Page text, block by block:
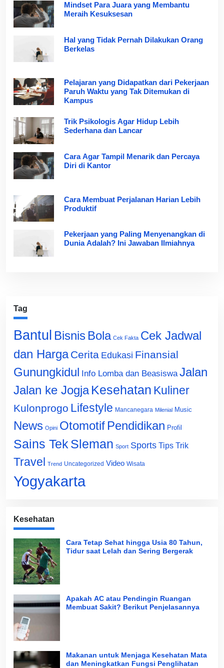
Mindset Para Juara yang Membantu
Meraih Kesuksesan
Hal yang Tidak Pernah Dilakukan Orang
Berkelas
Pelajaran yang Didapatkan dari Pekerjaan
Paruh Waktu yang Tak Ditemukan di
Kampus
Trik Psikologis Agar Hidup Lebih
Sederhana dan Lancar
Cara Agar Tampil Menarik dan Percaya
Diri di Kantor
Cara Membuat Perjalanan Harian Lebih
Produktif
Pekerjaan yang Paling Menyenangkan di
Dunia Adalah? Ini Jawaban Ilmiahnya
Tag
Bantul Bisnis Bola Cek Fakta Cek Jadwal
dan Harga Cerita Edukasi Finansial
Gunungkidul Info Lomba dan Beasiswa Jalan
Jalan ke Jogja Kesehatan Kuliner
Kulonprogo Lifestyle Mancanegara Milenial Music
News Opini Otomotif Pendidikan Profil
Sains Tek Sleman Sport Sports Tips Trik
Travel Trend Uncategorized Video Wisata
Yogyakarta
Kesehatan
Cara Tetap Sehat hingga Usia 80 Tahun,
Tidur saat Lelah dan Sering Bergerak
Apakah AC atau Pendingin Ruangan
Membuat Sakit? Berikut Penjelasannya
Makanan untuk Menjaga Kesehatan Mata
dan Meningkatkan Fungsi Penglihatan